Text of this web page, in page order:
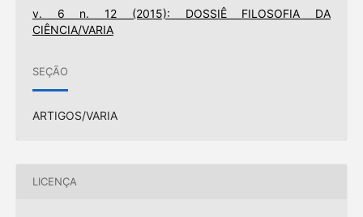
v. 6 n. 12 (2015): DOSSIÊ FILOSOFIA DA
CIÊNCIA/VARIA
SEÇÃO
ARTIGOS/VARIA
LICENÇA